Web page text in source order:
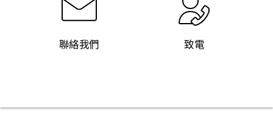
聯絡我們 致電